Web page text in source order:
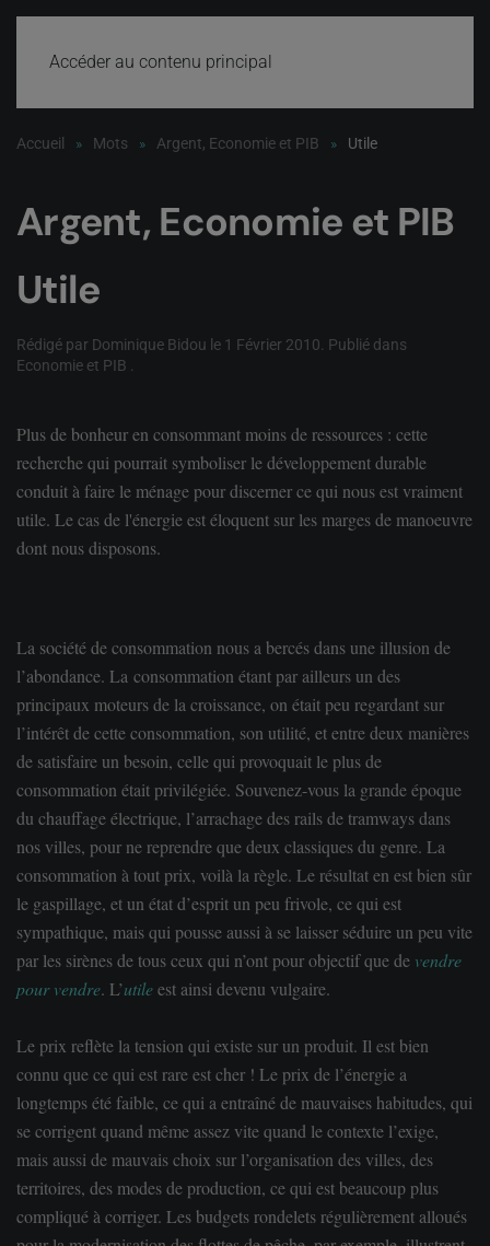
Accéder au contenu principal
Accueil Mots Argent, Economie et PIB Utile
Argent, Economie et PIB
Utile
Rédigé par Dominique Bidou le 1 Février 2010 . Publié dans
Economie et PIB
Plus de bonheur en consommant moins de ressources : cette
recherche qui pourrait symboliser le développement durable
conduit à faire le ménage pour discerner ce qui nous est vraiment
utile. Le cas de l'énergie est éloquent sur les marges de manoeuvre
dont nous disposons.
La société de consommation nous a bercés dans une illusion de
l’abondance. La consommation étant par ailleurs un des
principaux moteurs de la croissance, on était peu regardant sur
l’intérêt de cette consommation, son utilité, et entre deux manières
de satisfaire un besoin, celle qui provoquait le plus de
consommation était privilégiée. Souvenez-vous la grande époque
du chauffage électrique, l’arrachage des rails de tramways dans
nos villes, pour ne reprendre que deux classiques du genre. La
consommation à tout prix, voilà la règle. Le résultat en est bien sûr
le gaspillage, et un état d’esprit un peu frivole, ce qui est
sympathique, mais qui pousse aussi à se laisser séduire un peu vite
par les sirènes de tous ceux qui n’ont pour objectif que de vendre
pour vendre. L’utileest ainsi devenu vulgaire.
Le prix reflète la tension qui existe sur un produit. Il est bien
connu que ce qui est rare est cher ! Le prix de l’énergie a
longtemps été faible, ce qui a entraîné de mauvaises habitudes, qui
se corrigent quand même assez vite quand le contexte l’exige,
mais aussi de mauvais choix sur l’organisation des villes, des
territoires, des modes de production, ce qui est beaucoup plus
compliqué à corriger. Les budgets rondelets régulièrement alloués